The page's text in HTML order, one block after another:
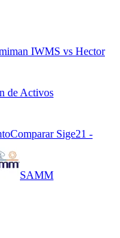
IWMS vs Hector
de Activos
Comparar Sige21 -
SAMM